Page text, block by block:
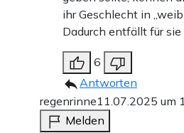
ihr Geschlecht in
Dadurch entfällt für
6
Antworten
regenrinne11.07.2025 um
Melden